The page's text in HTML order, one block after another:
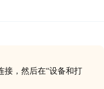
接，然后在“设备和打